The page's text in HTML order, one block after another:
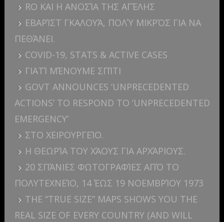
RO ΚΑΙ Η ΑΝΟΣΊΑ ΤΗΣ ΑΓΈΛΗΣ
ΕΒΑΡΊΣΤ ΓΚΑΛΟΥΆ, ΠΟΛΎ ΜΙΚΡΌΣ ΓΙΑ ΝΑ
ΠΕΘΆΝΕΙ.
COVID-19, STATS & ACTIVE CASES
ΓΙΑΤΊ ΜΈΝΟΥΜΕ ΣΠΊΤΙ
GOVT ANNOUNCES ‘UNPRECEDENTED
ACTIONS’ TO RESPOND TO ‘UNPRECEDENTED
EMERGENCY’
ΣΤΟ ΧΕΙΡΟΥΡΓΕΊΟ.
Η ΘΕΩΡΊΑ ΤΟΥ ΧΆΟΥΣ ΓΙΑ ΑΡΧΆΡΙΟΥΣ.
20 ΣΠΆΝΙΕΣ ΦΩΤΟΓΡΑΦΊΕΣ ΑΠΌ ΤΟ
ΠΟΛΥΤΕΧΝΕΊΟ, 14 ΈΩΣ 19 ΝΟΕΜΒΡΊΟΥ 1973
THE “TRUE SIZE” MAPS SHOWS YOU THE
REAL SIZE OF EVERY COUNTRY (AND WILL